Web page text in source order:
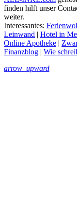
finden hilft unser
weiter.
Interessantes:
Leinwand | Hotel in
Online Apotheke |
Finanzblog | Wie
arrow_upward